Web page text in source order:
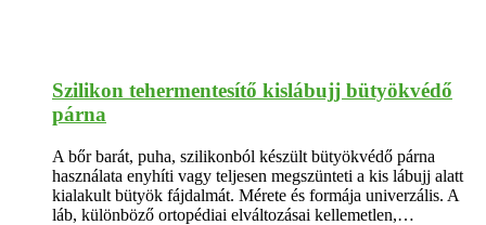
Szilikon tehermentesítő kislábujj bütyökvédő
párna
A bőr barát, puha, szilikonból készült bütyökvédő párna
használata enyhíti vagy teljesen megszünteti a kis lábujj alatt
kialakult bütyök fájdalmát. Mérete és formája univerzális. A
láb, különböző ortopédiai elváltozásai kellemetlen,…